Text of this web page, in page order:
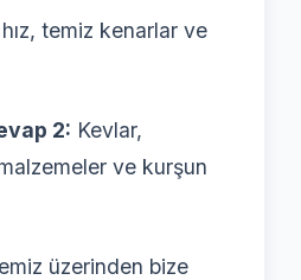
temiz kenarlar ve
2: Kevlar,
ve kurşun
üzerinden bize